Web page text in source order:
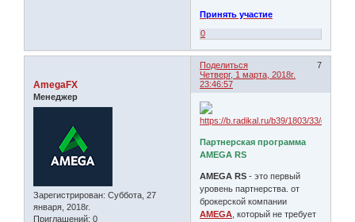
Принять участие
0
Поделиться
7
Четверг, 1 марта, 2018г.
23:46:57
AmegaFX
Менеджер
Зарегистрирован: Суббота, 27
января, 2018г.
Приглашений: 0
Партнерская программа
AMEGA RS
AMEGA RS - это первый
уровень партнерства. от
брокерской компании
AMEGA , который не требует